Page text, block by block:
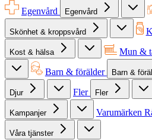
Egenvård
Egenvård
Skönhet & kroppsvård
Kost & hälsa Mun &
Barn & förälder Barn &
Djur Fler Fler
Kampanjer Varumärken
Våra tjänster